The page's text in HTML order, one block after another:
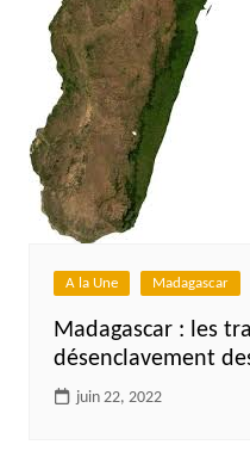
A la Une Madagascar
Madagascar : les
désenclavement
juin 22, 2022